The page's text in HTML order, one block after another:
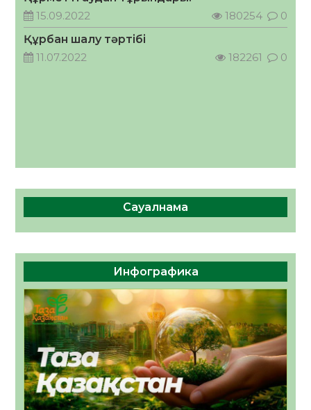
кеңесшісі болып тағайындалды
05.08.2026
57 0
15.09.2022
180254
0
Құрбан шалу тәртібі
11.07.2022
182261 0
Сауалнама
Инфографика